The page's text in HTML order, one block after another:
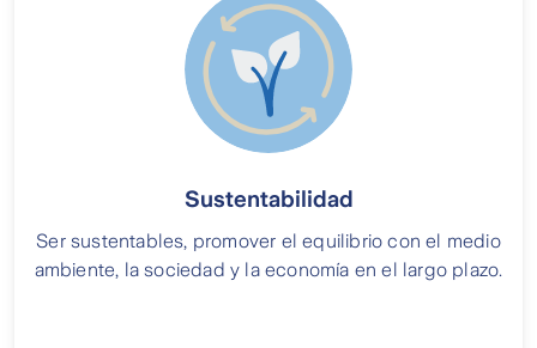
Sustentabilidad
Ser sustentables, promover el equilibrio con el medio
ambiente, la sociedad y la economía en el largo plazo.